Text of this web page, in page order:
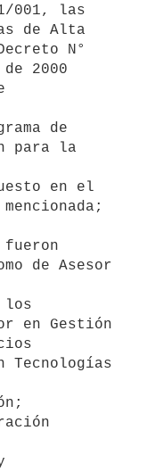
001, las
de Alta
N°
2000
de
para la
en el
de Asesor
los
en Gestión
Tecnologías